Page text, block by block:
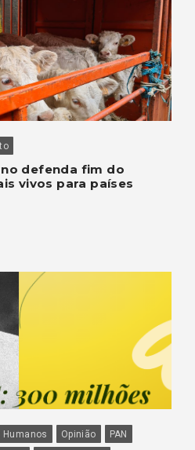
defenda fim do
vivos para países
Opinião
PAN